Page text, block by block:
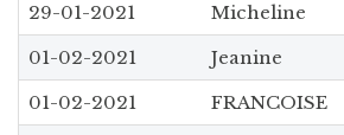
29-01-2021
Micheline
01-02-2021
Jeanine
01-02-2021
FRANCOISE